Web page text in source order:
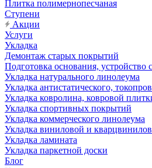
Плитка полимернопесчаная
Ступени
Акции
Услуги
Укладка
Демонтаж старых покрытий
Подготовка основания, устройство
Укладка натурального линолеума
Укладка антистатического,
Укладка ковролина, ковровой
Укладка спортивных покрытий
Укладка коммерческого линолеума
Укладка виниловой и
Укладка ламината
Укладка паркетной доски
Блог